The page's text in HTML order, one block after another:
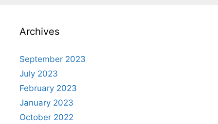
Archives
September 2023
July 2023
February 2023
January 2023
October 2022